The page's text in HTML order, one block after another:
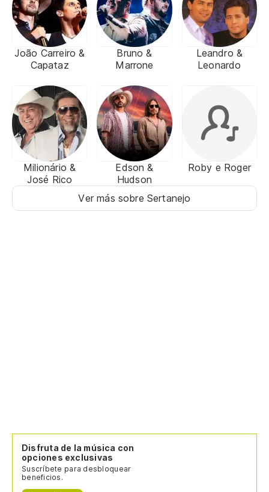
João Carreiro &
Capataz
Bruno &
Marrone
Leandro &
Leonardo
Milionário &
José Rico
Edson &
Hudson
Roby e Roger
Ver más sobre Sertanejo
Disfruta de la música con
opciones exclusivas
Suscríbete para desbloquear
beneficios.